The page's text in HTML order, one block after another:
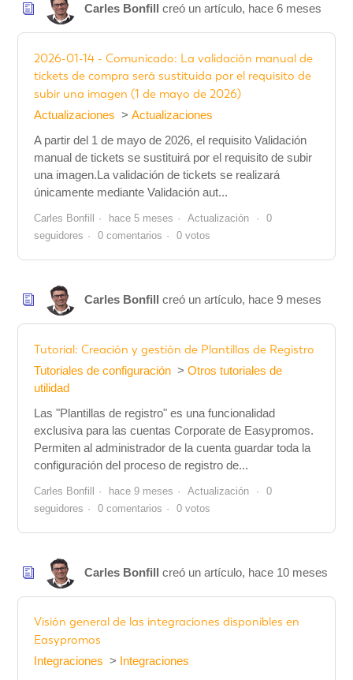
Carles Bonfill creó un artículo, hace 6 meses
2026-01-14 - Comunicado: La validación manual de
tickets de compra será sustituida por el requisito de
subir una imagen (1 de mayo de 2026)
Actualizaciones
Actualizaciones
A partir del 1 de mayo de 2026, el requisito Validación
manual de tickets se sustituirá por el requisito de subir
una imagen.La validación de tickets se realizará
únicamente mediante Validación aut...
Carles Bonfill hace 5 meses Actualización
0
seguidores
0 comentarios 0 votos
Carles Bonfill creó un artículo, hace 9 meses
Tutorial: Creación y gestión de Plantillas de Registro
Tutoriales de configuración
Otros tutoriales de
utilidad
Las "Plantillas de registro" es una funcionalidad
exclusiva para las cuentas Corporate de Easypromos.
Permiten al administrador de la cuenta guardar toda la
configuración del proceso de registro de...
Carles Bonfill hace 9 meses Actualización
0
seguidores
0 comentarios 0 votos
Carles Bonfill creó un artículo, hace 10 meses
Visión general de las integraciones disponibles en
Easypromos
Integraciones
Integraciones